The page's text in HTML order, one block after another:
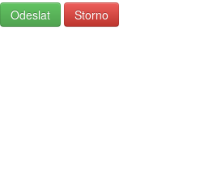
Odeslat Storno